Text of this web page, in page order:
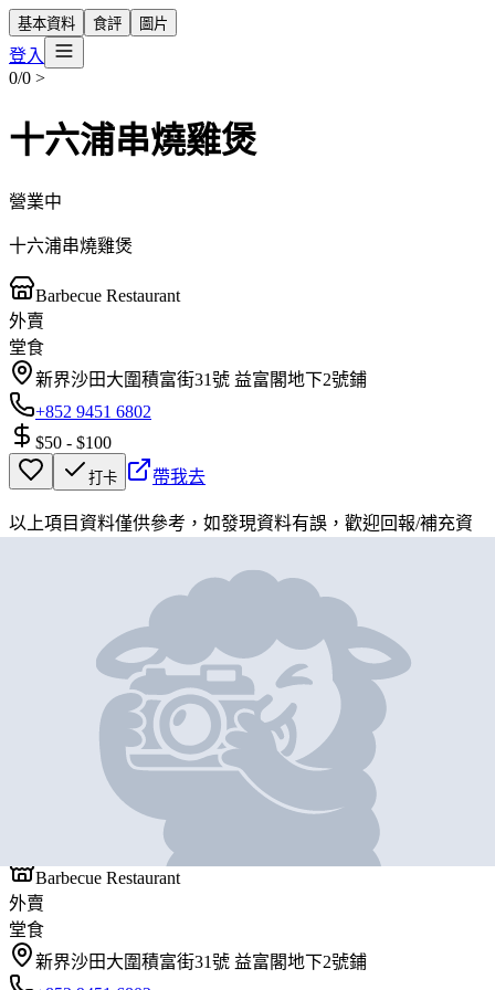
基本資料 食評 圖片
登入
0/0 >
十六浦串燒雞煲
營業中
十六浦串燒雞煲
Barbecue Restaurant
外賣
堂食
新界沙田大圍積富街31號 益富閣地下2號鋪
+852 9451 6802
$50 - $100
打卡 帶我去
以上項目資料僅供參考，如發現資料有誤，歡迎回報/補充資
十六浦串燒雞煲
Barbecue Restaurant
外賣
堂食
新界沙田大圍積富街31號 益富閣地下2號鋪